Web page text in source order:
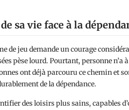
sa vie face à la
de jeu demande un courage
pèse lourd. Pourtant, personne n’a
ont déjà parcouru ce chemin et
de la dépendance.
des loisirs plus sains, capables